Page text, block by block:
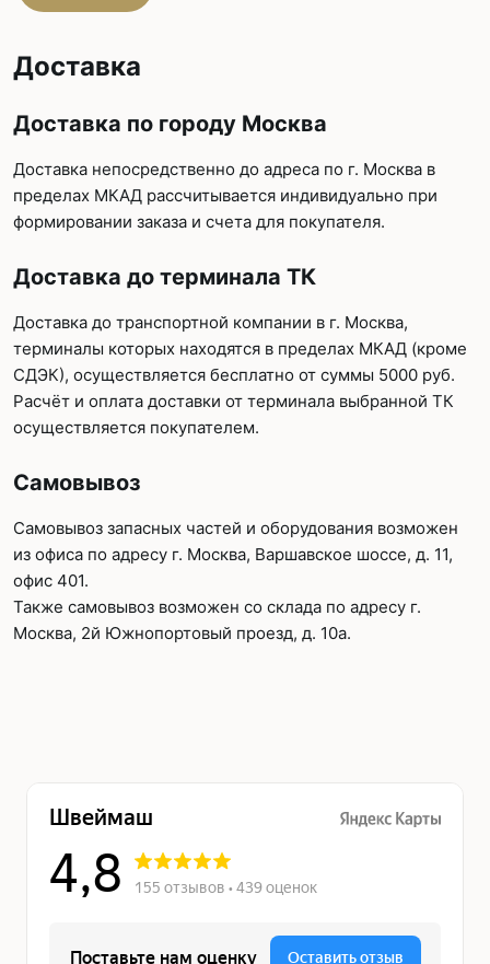
Доставка
Доставка по городу Москва
Доставка непосредственно до адреса по г. Москва в
пределах МКАД рассчитывается индивидуально при
формировании заказа и счета для покупателя.
Доставка до терминала ТК
Доставка до транспортной компании в г. Москва,
терминалы которых находятся в пределах МКАД (кроме
СДЭК), осуществляется бесплатно от суммы 5000 руб.
Расчёт и оплата доставки от терминала выбранной ТК
осуществляется покупателем.
Самовывоз
Самовывоз запасных частей и оборудования возможен
из офиса по адресу г. Москва, Варшавское шоссе, д. 11,
офис 401.
Также самовывоз возможен со склада по адресу г.
Москва, 2й Южнопортовый проезд, д. 10а.